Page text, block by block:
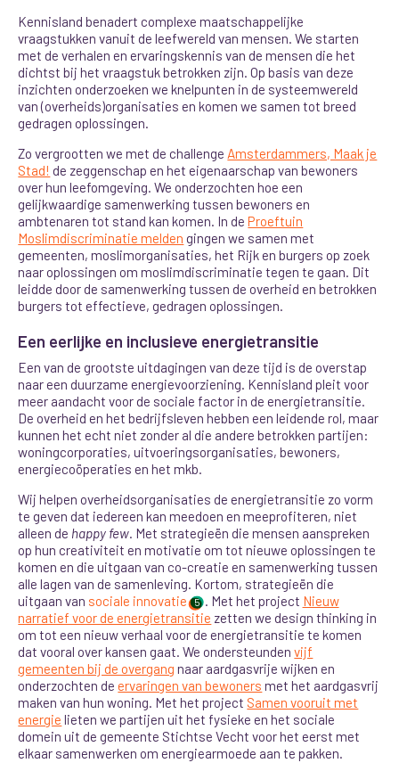
Kennisland benadert complexe maatschappelijke
vraagstukken vanuit de leefwereld van mensen. We starten
met de verhalen en ervaringskennis van de mensen die het
dichtst bij het vraagstuk betrokken zijn. Op basis van deze
inzichten onderzoeken we knelpunten in de systeemwereld
van (overheids)organisaties en komen we samen tot breed
gedragen oplossingen.
Zo vergrootten we met de challenge Amsterdammers, Maak je
Stad! de zeggenschap en het eigenaarschap van bewoners
over hun leefomgeving. We onderzochten hoe een
gelijkwaardige samenwerking tussen bewoners en
ambtenaren tot stand kan komen. In deProeftuin
Moslimdiscriminatie melden gingen we samen met
gemeenten, moslimorganisaties, het Rijk en burgers op zoek
naar oplossingen om moslimdiscriminatie tegen te gaan. Dit
leidde door de samenwerking tussen de overheid en betrokken
burgers tot effectieve, gedragen oplossingen.
Een eerlijke en inclusieve energietransitie
Een van de grootste uitdagingen van deze tijd is de overstap
naar een duurzame energievoorziening. Kennisland pleit voor
meer aandacht voor de sociale factor in de energietransitie.
De overheid en het bedrijfsleven hebben een leidende rol, maar
kunnen het echt niet zonder al die andere betrokken partijen:
woningcorporaties, uitvoeringsorganisaties, bewoners,
energiecoöperaties en het mkb.
Wij helpen overheidsorganisaties de energietransitie zo vorm
te geven dat iedereen kan meedoen en meeprofiteren, niet
alleen de happy few. Met strategieën die mensen aanspreken
op hun creativiteit en motivatie om tot nieuwe oplossingen te
komen en die uitgaan van co-creatie en samenwerking tussen
alle lagen van de samenleving. Kortom, strategieën die
uitgaan van sociale innovatie 5 . Met het project Nieuw
narratief voor de energietransitie zetten we design thinking in
om tot een nieuw verhaal voor de energietransitie te komen
dat vooral over kansen gaat. We ondersteundenvijf
gemeenten bij de overgang naar aardgasvrije wijken en
onderzochten deervaringen van bewoners met het aardgasvrij
maken van hun woning. Met het project Samen vooruit met
energie lieten we partijen uit het fysieke en het sociale
domein uit de gemeente Stichtse Vecht voor het eerst met
elkaar samenwerken om energiearmoede aan te pakken.